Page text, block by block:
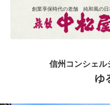
創業享保時代の老舗 純和風の日
信州コンシェル
ゆ